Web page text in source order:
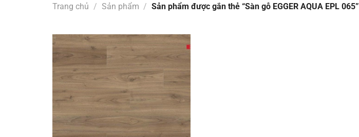
Trang chủ / Sản phẩm / Sản phẩm được gắn thẻ “Sàn gỗ EGGER AQUA EPL 065”